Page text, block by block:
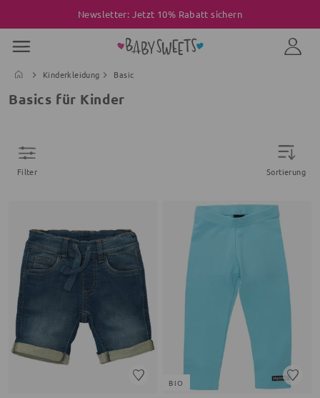
Newsletter: Jetzt 10% Rabatt sichern
Kinderkleidung Basic
Basics für Kinder
Filter Sortierung
BIO